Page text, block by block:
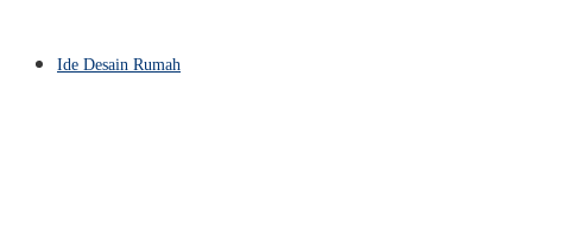
Ide Desain Rumah